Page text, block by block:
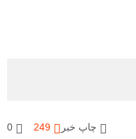
چاپ خبر 249
0